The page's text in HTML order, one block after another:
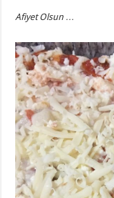
Afiyet Olsun …